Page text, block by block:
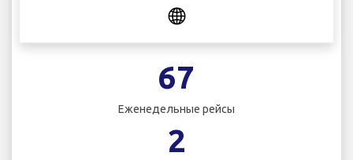
67
Еженедельные рейсы
2